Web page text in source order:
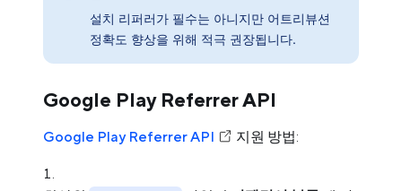
설치 리퍼러가 필수는 아니지만 어트리뷰션
정확도 향상을 위해 적극 권장됩니다.
Google Play Referrer API
Google Play Referrer API 지원 방법: